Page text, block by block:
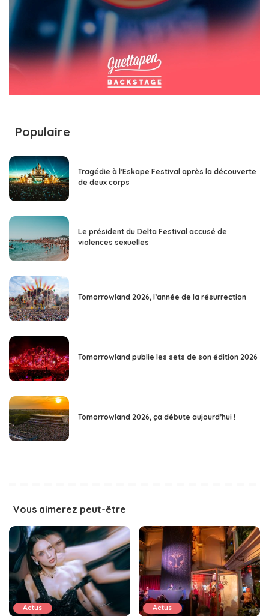
Populaire
Tragédie à l’Eskape Festival après la découverte
de deux corps
Le président du Delta Festival accusé de
violences sexuelles
Tomorrowland 2026, l’année de la résurrection
Tomorrowland publie les sets de son édition 2026
Tomorrowland 2026, ça débute aujourd’hui !
Vous aimerez peut-être
Actus Actus